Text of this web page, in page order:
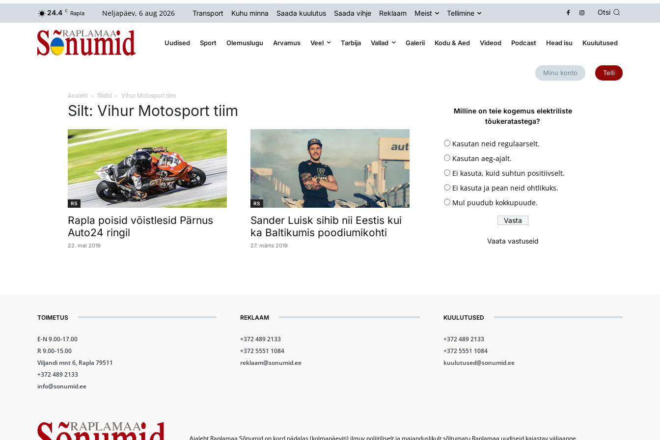
24.4 C Rapla Neljapäev, 6 aug 2026 Transport Kuhu minna Saada kuulutus Saada vihje Reklaam Meist Tellimine Otsi
Uudised Sport Olemuslugu Arvamus Veel Tarbija Vallad Galerii Kodu & Aed Videod Podcast Head isu Kuulutused
Minu konto Telli
Avaleht Sildid Vihur Motosport tiim
Silt: Vihur Motosport tiim
RS
Rapla poisid võistlesid Pärnus
Auto24 ringil
22. mai 2019
RS
Sander Luisk sihib nii Eestis kui
ka Baltikumis poodiumikohti
27. märts 2019
Milline on teie kogemus elektriliste
tõukeratastega?
Kasutan neid regulaarselt.
Kasutan aeg-ajalt.
Ei kasuta, kuid suhtun positiivselt.
Ei kasuta ja pean neid ohtlikuks.
Mul puudub kokkupuude.
Vaata vastuseid
TOIMETUS
E-N 9.00-17.00
R 9.00-15.00
Viljandi mnt 6, Rapla 79511
+372 489 2133
info@sonumid.ee
REKLAAM
+372 489 2133
+372 5551 1084
reklaam@sonumid.ee
KUULUTUSED
+372 489 2133
+372 5551 1084
kuulutused@sonumid.ee
Ajaleht Raplamaa Sõnumid on kord nädalas (kolmapäeviti) ilmuv poliitiliselt ja majanduslikult sõltumatu Raplamaa uudiseid kajastav väljaanne.